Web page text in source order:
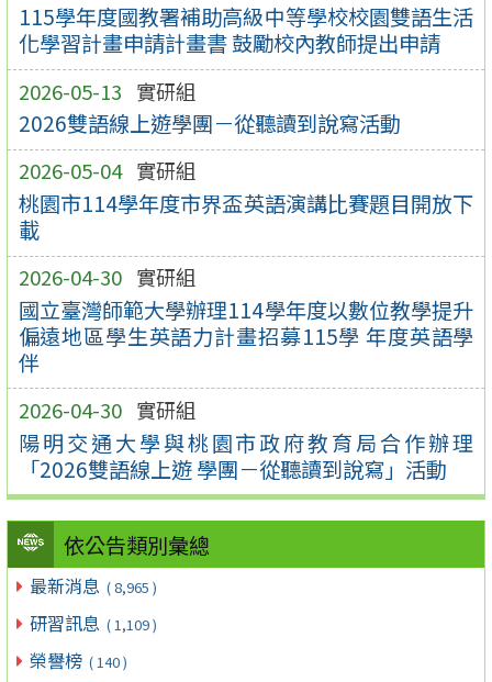
115學年度國教署補助高級中等學校校園雙語生活
化學習計畫申請計畫書 鼓勵校內教師提出申請
2026-05-13 實研組
2026雙語線上遊學團－從聽讀到說寫活動
2026-05-04 實研組
桃園市114學年度市界盃英語演講比賽題目開放下
載
2026-04-30 實研組
國立臺灣師範大學辦理114學年度以數位教學提升
偏遠地區學生英語力計畫招募115學 年度英語學
伴
2026-04-30 實研組
陽明交通大學與桃園市政府教育局合作辦理
「2026雙語線上遊 學團－從聽讀到說寫」活動
依公告類別彙總
最新消息 ( 8,965 )
研習訊息 ( 1,109 )
榮譽榜 ( 140 )